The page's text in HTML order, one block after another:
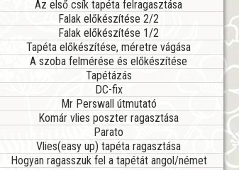
Az első csík tapéta felragasztása
Falak előkészítése 2/2
Falak előkészítése 1/2
Tapéta előkészítése, méretre vágása
A szoba felmérése és előkészítése
Tapétázás
DC-fix
Mr Perswall útmutató
Komár vlies poszter ragasztása
Parato
Vlies(easy up) tapéta ragasztása
Hogyan ragasszuk fel a tapétát angol/német